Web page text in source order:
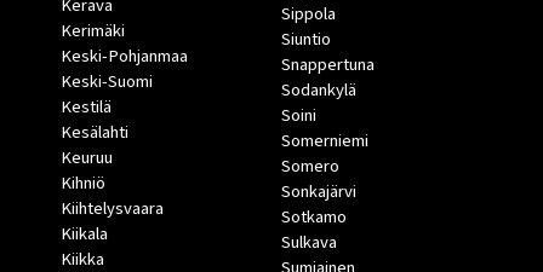
Kerava
Kerimäki
Keski-Pohjanmaa
Keski-Suomi
Kestilä
Kesälahti
Keuruu
Kihniö
Kiihtelysvaara
Kiikala
Kiikka
Sippola
Siuntio
Snappertuna
Sodankylä
Soini
Somerniemi
Somero
Sonkajärvi
Sotkamo
Sulkava